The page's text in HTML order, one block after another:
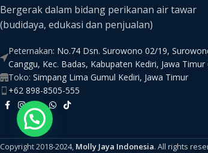
Bergerak dalam bidang perikanan air tawar
(budidaya, edukasi dan penjualan)
Peternakan: No.74 Dsn. Surowono 02/19,
Canggu, Kec. Badas, Kabupaten Kediri, Jawa Timur
Toko: Simpang Lima Gumul Kediri, Jawa Timur
+62 898-8505-555
Copyright 2018-2024, Molly Jaya Indonesia. All rights